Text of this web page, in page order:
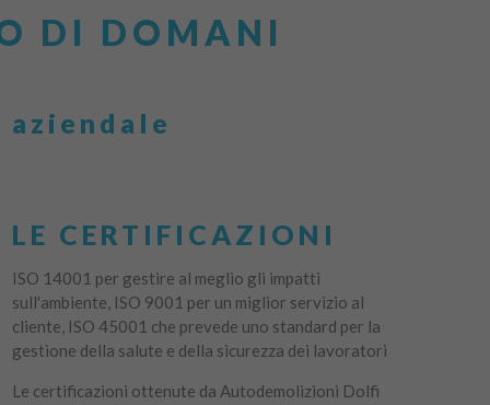
DI DOMANI
LE CERTIFICAZIONI
ISO 14001 per gestire al meglio gli impatti
sull'ambiente, ISO 9001 per un miglior servizio al
cliente, ISO 45001 che prevede uno standard per la
gestione della salute e della sicurezza dei lavoratori
Le certificazioni ottenute da Autodemolizioni Dolfi